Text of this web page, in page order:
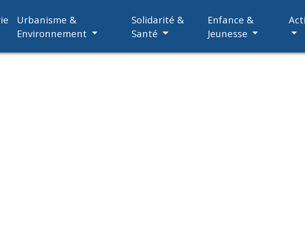
Urbanisme &
Environnement
Solidarité &
Santé
Enfance &
Jeunesse